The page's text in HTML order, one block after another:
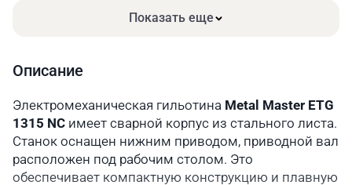
Показать еще
Описание
Электромеханическая гильотина Metal Master ETG
1315 NC имеет сварной корпус из стального листа.
Станок оснащен нижним приводом, приводной вал
расположен под рабочим столом. Это
обеспечивает компактную конструкцию и плавную